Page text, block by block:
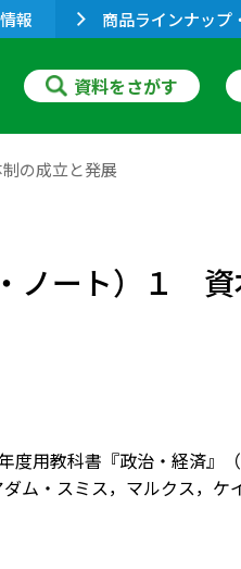
報 商品ラインナップ
資料をさがす
の成立と発展
ノート）１
度用教科書『政治・経済
ム・スミス，マルクス，ケ